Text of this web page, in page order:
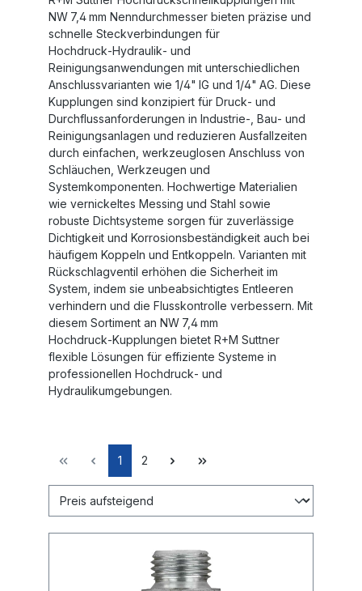
NW 7,4 mm Nenndurchmesser bieten präzise und
schnelle Steckverbindungen für
Hochdruck‑Hydraulik‑ und
Reinigungsanwendungen mit unterschiedlichen
Anschlussvarianten wie 1/4" IG und 1/4" AG. Diese
Kupplungen sind konzipiert für Druck‑ und
Durchflussanforderungen in Industrie‑, Bau‑ und
Reinigungsanlagen und reduzieren Ausfallzeiten
durch einfachen, werkzeuglosen Anschluss von
Schläuchen, Werkzeugen und
Systemkomponenten. Hochwertige Materialien
wie vernickeltes Messing und Stahl sowie
robuste Dichtsysteme sorgen für zuverlässige
Dichtigkeit und Korrosionsbeständigkeit auch bei
häufigem Koppeln und Entkoppeln. Varianten mit
Rückschlagventil erhöhen die Sicherheit im
System, indem sie unbeabsichtigtes Entleeren
verhindern und die Flusskontrolle verbessern. Mit
diesem Sortiment an NW 7,4 mm
Hochdruck‑Kupplungen bietet R+M Suttner
flexible Lösungen für effiziente Systeme in
professionellen Hochdruck‑ und
Hydraulikumgebungen.
1 2